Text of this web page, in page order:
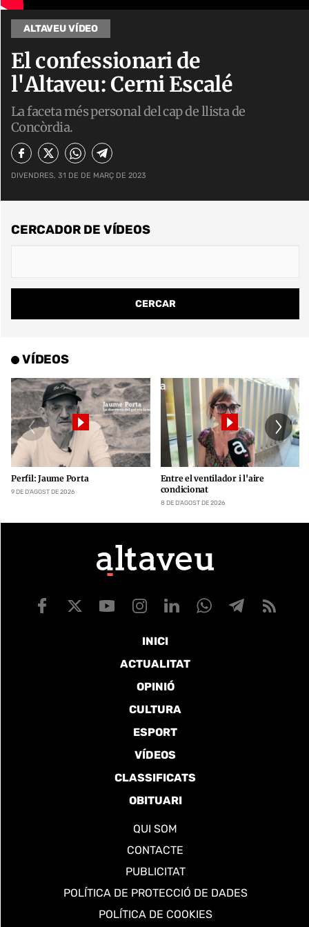
ALTAVEU VÍDEO
El confessionari de
l'Altaveu: Cerni Escalé
La faceta més personal del cap de llista de
Concòrdia.
DIVENDRES, 31 DE DE MARÇ DE 2023
CERCADOR DE VÍDEOS
VÍDEOS
Perfil: Jaume Porta
9 DE D’AGOST DE 2026
Entre el ventilador i l'aire
condicionat
8 DE D’AGOST DE 2026
INICI
ACTUALITAT
OPINIÓ
CULTURA
ESPORT
VÍDEOS
CLASSIFICATS
OBITUARI
QUI SOM
CONTACTE
PUBLICITAT
POLÍTICA DE PROTECCIÓ DE DADES
POLÍTICA DE COOKIES